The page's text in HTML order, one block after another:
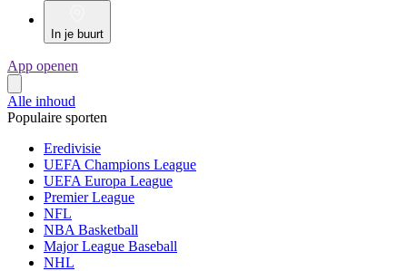
In je buurt
App openen
Alle inhoud
Populaire sporten
Eredivisie
UEFA Champions League
UEFA Europa League
Premier League
NFL
NBA Basketball
Major League Baseball
NHL